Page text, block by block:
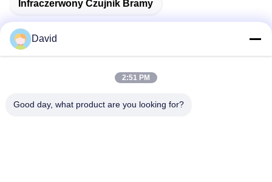
Infraczerwony Czujnik Bramy
Adres
David
2:51 PM
Good day, what product are you looking for?